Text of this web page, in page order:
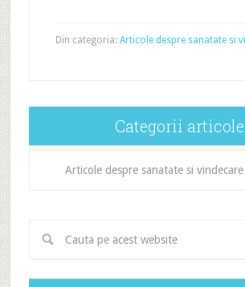
Din categoria: Articole despre sanatate si
Categorii articole
articole